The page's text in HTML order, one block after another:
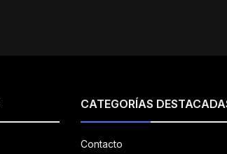
CATEGORÍAS
Contacto